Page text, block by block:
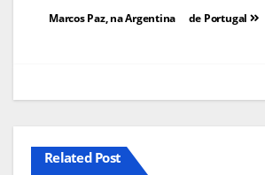
de Portugal
Marcos Paz, na Argentina
Related Post